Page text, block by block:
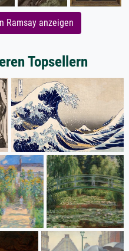
Ramsay anzeigen
Topsellern